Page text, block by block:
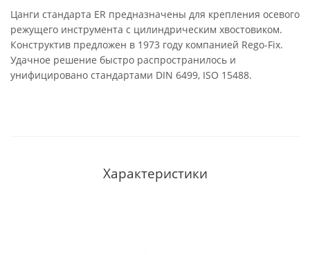
Цанги стандарта ER предназначены для крепления осевого
режущего инструмента с цилиндрическим хвостовиком.
Конструктив предложен в 1973 году компанией Rego-Fix.
Удачное решение быстро распространилось и
унифицировано стандартами DIN 6499, ISO 15488.
Характеристики